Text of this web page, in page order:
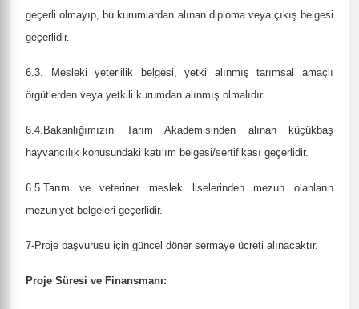
geçerli olmayıp, bu kurumlardan alınan diploma veya çıkış belgesi
geçerlidir.
6.3. Mesleki yeterlilik belgesi, yetki alınmış tarımsal amaçlı
örgütlerden veya yetkili kurumdan alınmış olmalıdır.
6.4.Bakanlığımızın Tarım Akademisinden alınan küçükbaş
hayvancılık konusundaki katılım belgesi/sertifikası geçerlidir.
6.5.Tarım ve veteriner meslek liselerinden mezun olanların
mezuniyet belgeleri geçerlidir.
7-Proje başvurusu için güncel döner sermaye ücreti alınacaktır.
Proje Süresi ve Finansmanı: